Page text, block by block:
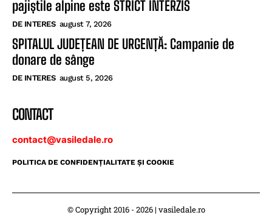
pajiștile alpine este STRICT INTERZIS
DE INTERES august 7, 2026
SPITALUL JUDEȚEAN DE URGENȚĂ: Campanie de
donare de sânge
DE INTERES august 5, 2026
CONTACT
contact@vasiledale.ro
POLITICA DE CONFIDENŢIALITATE ŞI COOKIE
© Copyright 2016 - 2026 | vasiledale.ro